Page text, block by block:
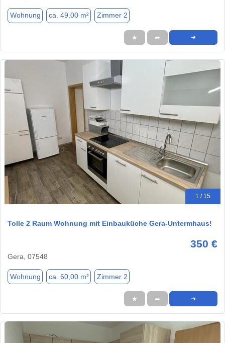
Wohnung ca. 49,00 m² Zimmer 2
★ ➦ ➜
1 / 15
Tolle 2 Raum Wohnung mit Einbauküche Gera-Untermhaus!
350 €
Gera, 07548
Wohnung ca. 60,00 m² Zimmer 2
★ ➦ ➜